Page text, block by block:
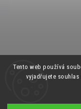
Tento web používá
vyjadřujete